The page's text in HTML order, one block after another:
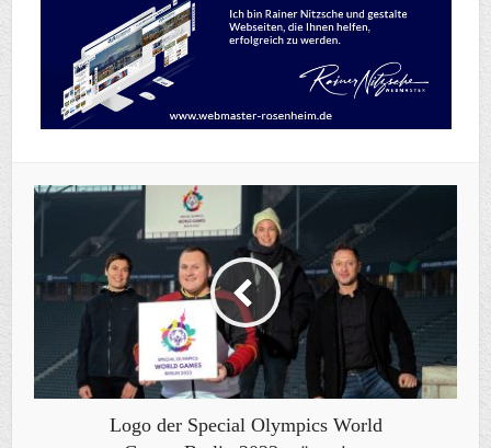
Logo der Special Olympics World